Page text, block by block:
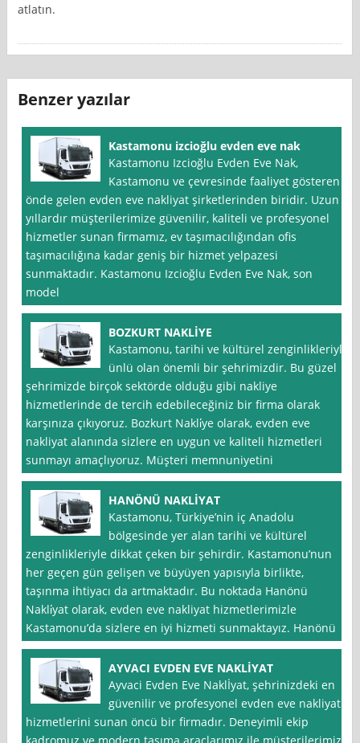
atlatın.
Benzer yazılar
Kastamonu izcioğlu evden eve nak
Kastamonu Izcioğlu Evden Eve Nak,
Kastamonu ve çevresinde faaliyet gösteren
önde gelen evden eve nakliyat şirketlerinden biridir. Uzun
yıllardır müşterilerimize güvenilir, kaliteli ve profesyonel
hizmetler sunan firmamız, ev taşımacılığından ofis
taşımacılığına kadar geniş bir hizmet yelpazesi
sunmaktadır. Kastamonu Izcioğlu Evden Eve Nak, son
model
BOZKURT NAKLİYE
Kastamonu, tarihi ve kültürel zenginlikleriyle
ünlü olan önemli bir şehrimizdir. Bu güzel
şehrimizde birçok sektörde olduğu gibi nakliye
hizmetlerinde de tercih edebileceğiniz bir firma olarak
karşınıza çıkıyoruz. Bozkurt Nakli̇ye olarak, evden eve
nakliyat alanında sizlere en uygun ve kaliteli hizmetleri
sunmayı amaçlıyoruz. Müşteri memnuniyetini
HANÖNÜ NAKLİYAT
Kastamonu, Türkiye’nin iç Anadolu
bölgesinde yer alan tarihi ve kültürel
zenginlikleriyle dikkat çeken bir şehirdir. Kastamonu’nun
her geçen gün gelişen ve büyüyen yapısıyla birlikte,
taşınma ihtiyacı da artmaktadır. Bu noktada Hanönü
Nakli̇yat olarak, evden eve nakliyat hizmetlerimizle
Kastamonu’da sizlere en iyi hizmeti sunmaktayız. Hanönü
AYVACI EVDEN EVE NAKLİYAT
Ayvaci Evden Eve Naklİyat, şehrinizdeki en
güvenilir ve profesyonel evden eve nakliyat
hizmetlerini sunan öncü bir firmadır. Deneyimli ekip